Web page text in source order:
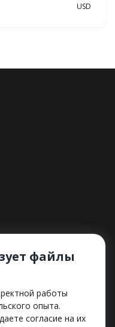
USD
282
файлы
работы
опыта.
согласие на их